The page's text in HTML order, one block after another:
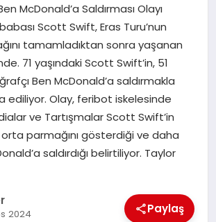
McDonald’a Saldırması Olayı
Scott Swift, Eras Turu’nun
tamamladıktan sonra yaşanan
71 yaşındaki Scott Swift’in, 51
Ben McDonald’a saldırmakla
ediliyor. Olay, feribot iskelesinde
ve Tartışmalar Scott Swift’in
parmağını gösterdiği ve daha
saldırdığı belirtiliyor. Taylor
2024 Paylaş